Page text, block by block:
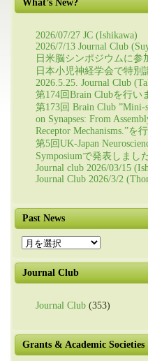
What’s New?
2026/07/27 JC (Ishikawa)
2026/7/13 Journal Club
日米脳シンポジウムに参
日本小児神経学会で特別
2026.5.25. Journal Club
第174回Brain Clubを行い
第173回 Brain Club ”Mini-
on Synapses: From
Receptor Mechanisms.”を
第5回UK-Japan
Symposiumで発表しまし
Journal club 2026/03/15
Journal Club 2026/3/2
Past News
Past
News
Journal Club
Journal Club (353)
Grants & Academic Societies